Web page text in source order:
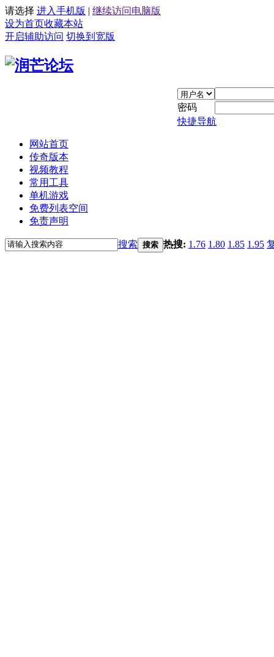
请选择 进入手机版 | 继续访问电脑版
设为首页收藏本站
开启辅助访问 切换到宽版
密码
快捷导航
网站首页
传奇版本
视频教程
常用工具
单机游戏
免费列表空间
免责声明
搜索 搜索 热搜: 1.76 1.80 1.85 1.95